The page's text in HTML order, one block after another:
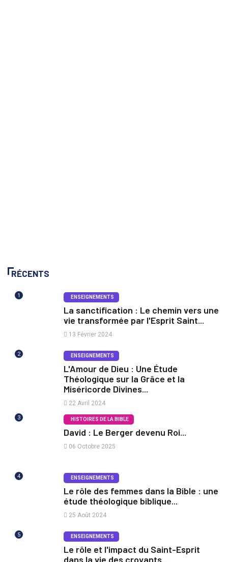
RÉCENTS
1 ENSEIGNEMENTS
La sanctification : Le chemin vers une
vie transformée par l'Esprit Saint...
13 Février 2024
2 ENSEIGNEMENTS
L'Amour de Dieu : Une Étude
Théologique sur la Grâce et la
Miséricorde Divines...
22 Avril 2024
3 HISTOIRES DE LA BIBLE
David : Le Berger devenu Roi...
06 Octobre 2025
4 ENSEIGNEMENTS
Le rôle des femmes dans la Bible : une
étude théologique biblique...
25 Août 2024
5 ENSEIGNEMENTS
Le rôle et l'impact du Saint-Esprit
dans la vie des croyants....